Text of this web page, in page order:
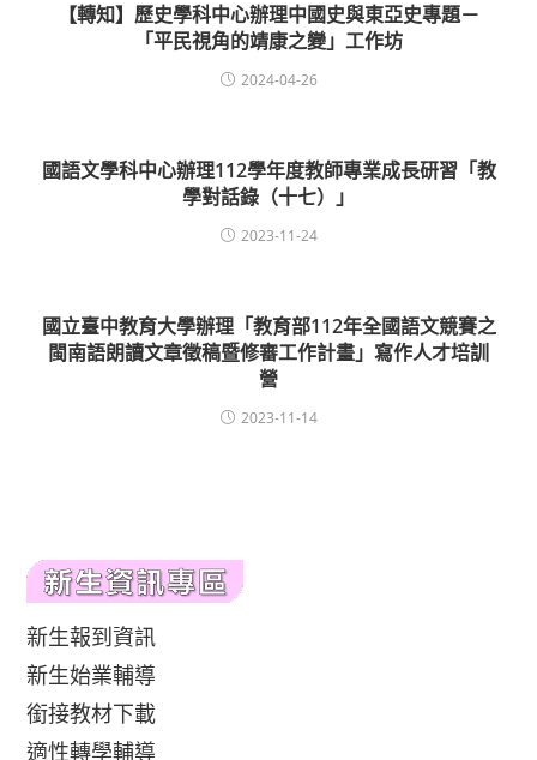
【轉知】歷史學科中心辦理中國史與東亞史專題－
「平民視角的靖康之變」工作坊
2024-04-26
國語文學科中心辦理112學年度教師專業成長研習「教
學對話錄（十七）」
2023-11-24
國立臺中教育大學辦理「教育部112年全國語文競賽之
閩南語朗讀文章徵稿暨修審工作計畫」寫作人才培訓
營
2023-11-14
新生報到資訊
新生始業輔導
銜接教材下載
適性轉學輔導